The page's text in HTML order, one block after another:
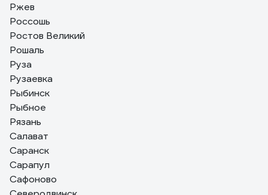
Ржев
Россошь
Ростов Великий
Рошаль
Руза
Рузаевка
Рыбинск
Рыбное
Рязань
Салават
Саранск
Сарапул
Сафоново